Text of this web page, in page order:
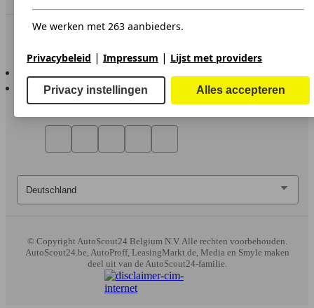
In contact te blijven
AutoScout24 voor iOS
AutoScout24 voor Android
© CopyrightAutoScout24 Belgium N.V. Alle rechten voorbehouden.
AutoScout24.be, AutoProff, LeasingMarkt.de, Media en Smyle maken
deel uit van de AutoScout24-familie.
We werken met 263 aanbieders.
Privacybeleid | Impressum | Lijst met providers
Privacy instellingen Alles accepteren